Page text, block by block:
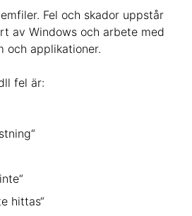
Fel och skador uppstår
av Windows och arbete med
och applikationer.
fel är:
hittas“